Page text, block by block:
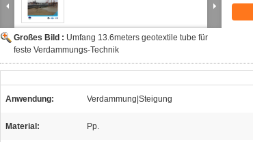
Großes Bild : Umfang 13.6meters geotextile tube für
feste Verdammungs-Technik
Anwendung: Verdammung|Steigung
Material: Pp.